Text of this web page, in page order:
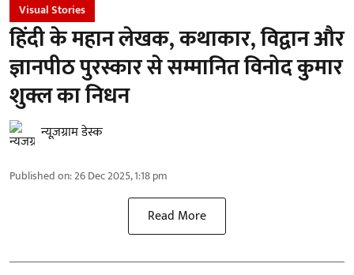
Visual Stories
हिंदी के महान लेखक, कथाकार, विद्वान और
ज्ञानपीठ पुरस्कार से सम्मानित विनोद कुमार
शुक्ल का निधन
न्यूज़ग्राम डेस्क
Published on:26 Dec 2025, 1:18 pm
Read More